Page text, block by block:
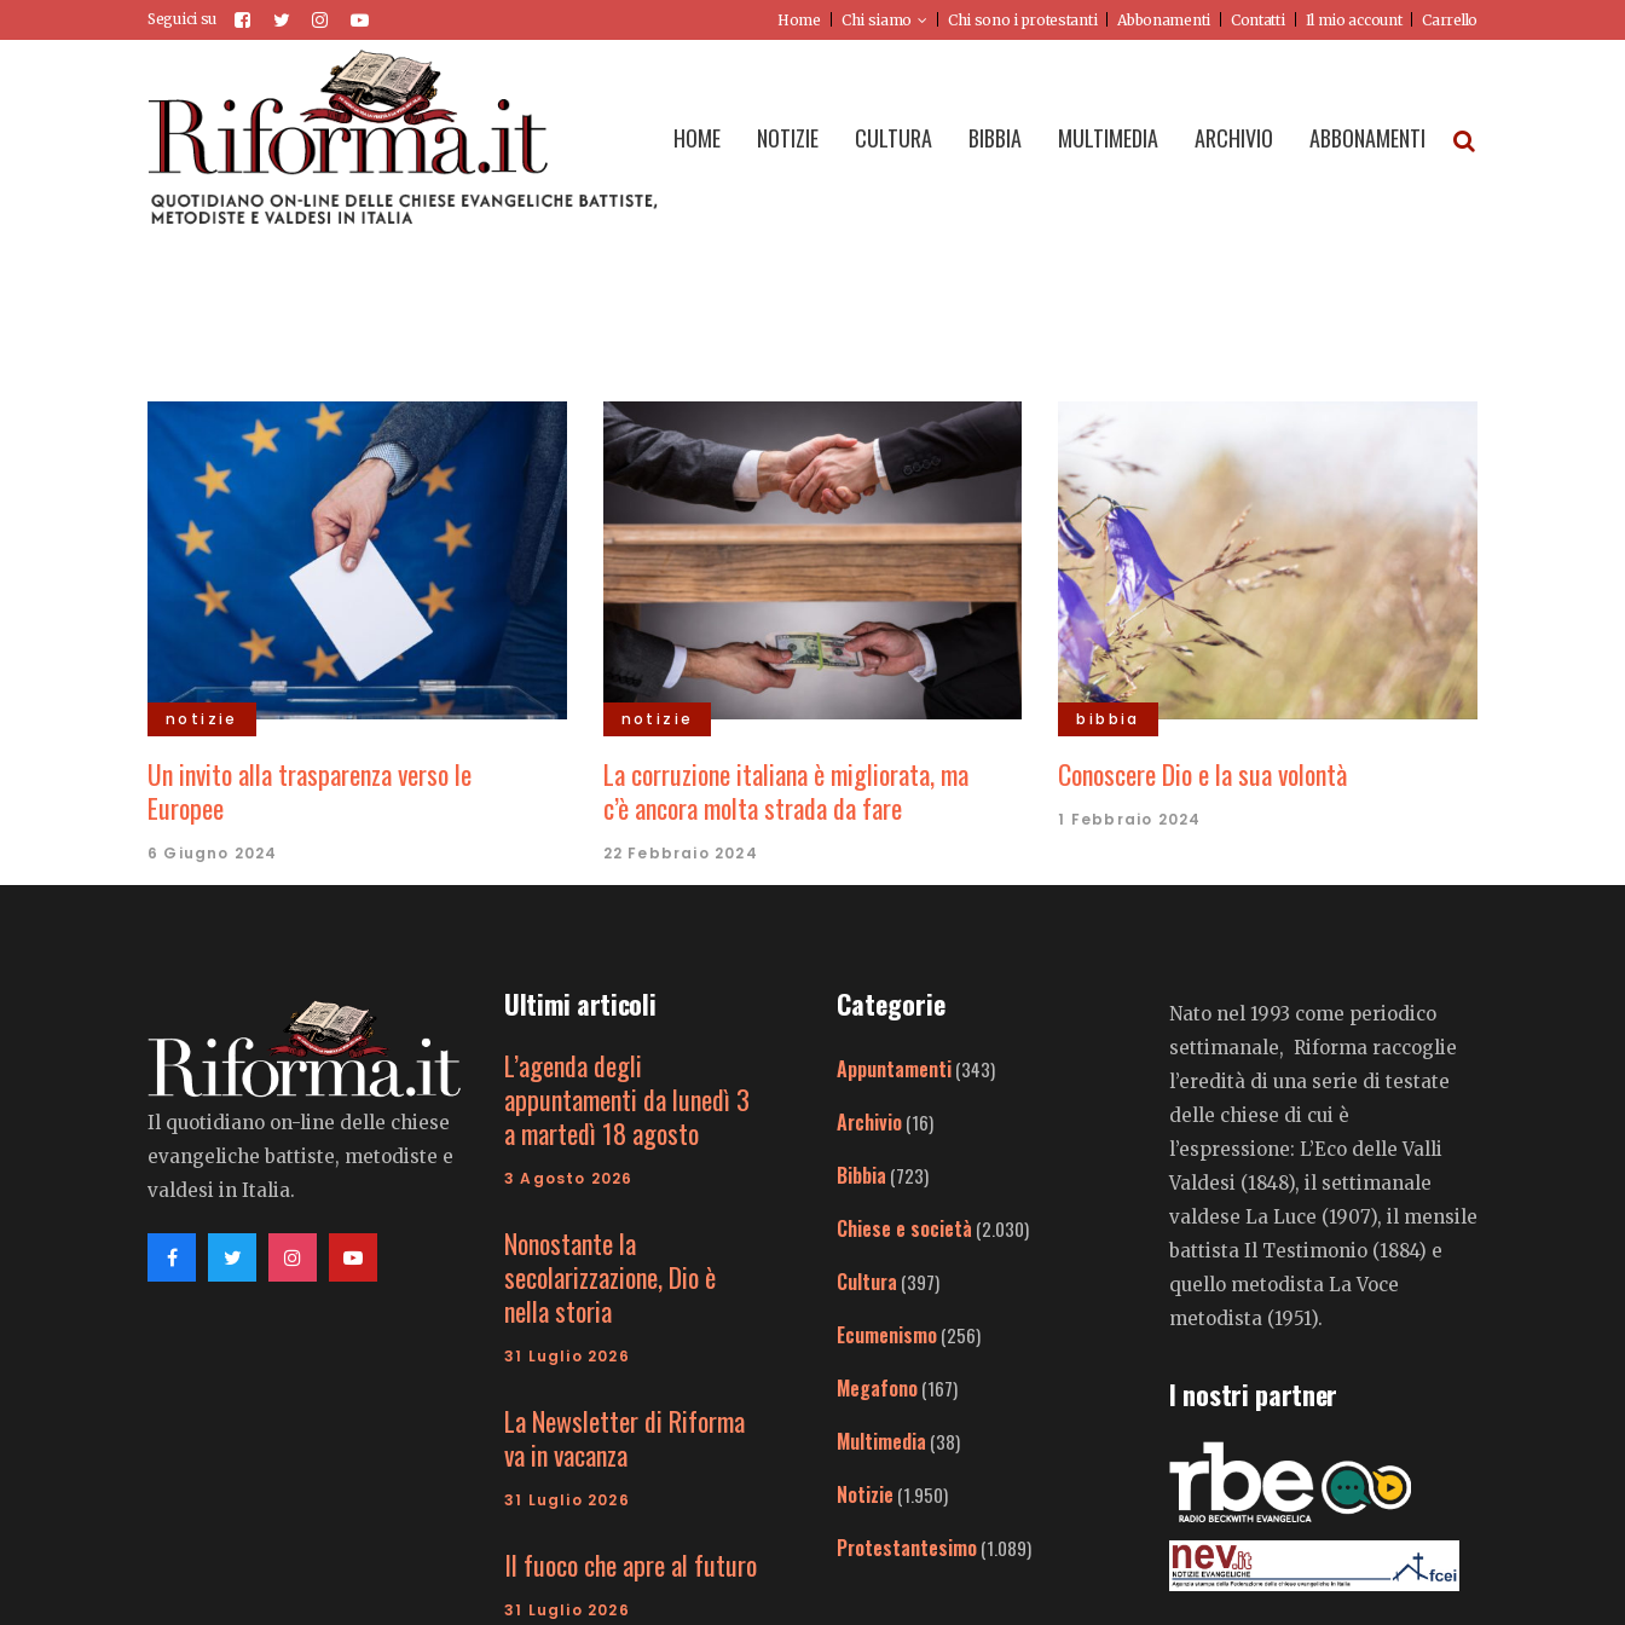
Seguici su Home Chi siamo Chi sono i protestanti Abbonamenti Contatti Il mio account Carrello
HOME NOTIZIE CULTURA BIBBIA MULTIMEDIA ARCHIVIO ABBONAMENTI
notizie
Un invito alla trasparenza verso le
Europee
6 Giugno 2024
notizie
La corruzione italiana è migliorata, ma
c’è ancora molta strada da fare
22 Febbraio 2024
bibbia
Conoscere Dio e la sua volontà
1 Febbraio 2024
Il quotidiano on-line delle chiese
evangeliche battiste, metodiste e
valdesi in Italia.
Ultimi articoli
L’agenda degli
appuntamenti da lunedì 3
a martedì 18 agosto
3 Agosto 2026
Nonostante la
secolarizzazione, Dio è
nella storia
31 Luglio 2026
La Newsletter di Riforma
va in vacanza
31 Luglio 2026
Il fuoco che apre al futuro
31 Luglio 2026
Categorie
Appuntamenti(343)
Archivio(16)
Bibbia (723)
Chiese e società (2.030)
Cultura (397)
Ecumenismo(256)
Megafono(167)
Multimedia (38)
Notizie (1.950)
Protestantesimo(1.089)
Nato nel 1993 come periodico
settimanale, Riforma raccoglie
l’eredità di una serie di testate
delle chiese di cui è
l’espressione: L’Eco delle Valli
Valdesi (1848), il settimanale
valdese La Luce (1907), il mensile
battista Il Testimonio (1884) e
quello metodista La Voce
metodista (1951).
I nostri partner